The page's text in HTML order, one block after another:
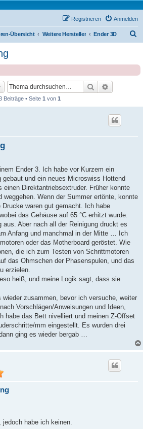
Anmelden
Registrieren
Übersicht Weitere Hersteller Ender 3D
Suche
Beiträge • Seite 1 von 1
Ender 3. Ich habe vor Kurzem ein
und ein neues Microswiss Hottend
Direktantriebsextruder. Früher konnte
weggehen. Wenn der Summer ertönte, konnte
waren gut gemacht. Ich habe
das Gehäuse auf 65 °C erhitzt wurde.
aus. Aber nach all der Reinigung druckt es
Anfang und manchmal in der Mitte … Ich
oder das Motherboard geröstet. Wie
die ich zum Testen von Schrittmotoren
das Ohmschen der Phasenspulen, und das
erzielen.
heiß, und meine Logik sagt, dass sie
wieder zusammen, bevor ich versuche, weiter
Vorschlägen/Anweisungen und Ideen,
das Bett nivelliert und meinen Z-Offset
mm eingestellt. Es wurden drei
ging es wieder bergab …
habe ich keinen.